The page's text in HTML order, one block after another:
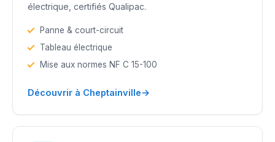
électrique, certifiés Qualipac.
Panne & court-circuit
Tableau électrique
Mise aux normes NF C 15-100
Découvrir à Cheptainville→